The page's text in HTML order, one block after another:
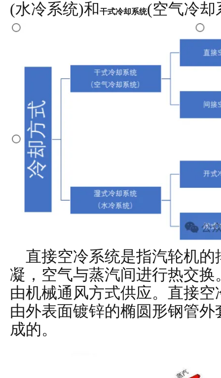
(水冷系统)和干式冷却系统(空气冷却
直接空冷系统是指汽轮机的
凝，空气与蒸汽间进行热交
由机械通风方式供应。直接
由外表面镀锌的椭圆形钢管
成的。